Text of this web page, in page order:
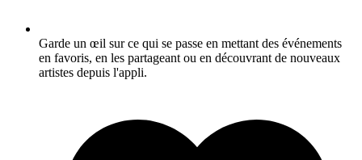
Garde un œil sur ce qui se passe en mettant des événements
en favoris, en les partageant ou en découvrant de nouveaux
artistes depuis l'appli.